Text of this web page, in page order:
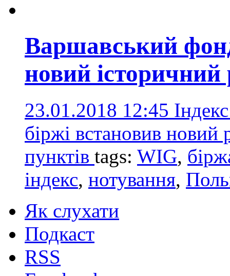
Варшавський
новий історичний
23.01.2018 12:45
біржі встановив новий
пунктів tags: WIG,
індекс, нотування,
Як слухати
Подкаст
RSS